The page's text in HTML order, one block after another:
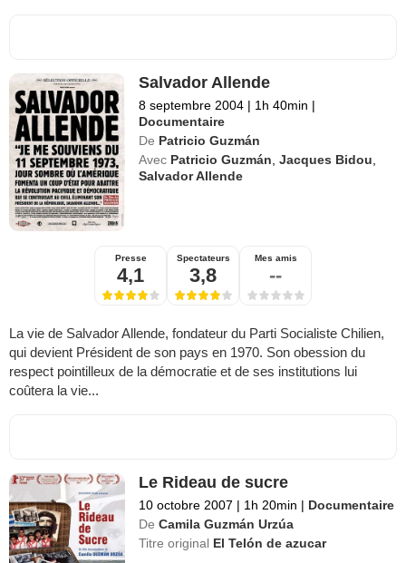
Salvador Allende
8 septembre 2004 | 1h 40min |
Documentaire
De Patricio Guzmán
Avec Patricio Guzmán,Jacques Bidou,
Salvador Allende
Presse
4,1
Spectateurs
3,8
Mes amis
--
La vie de Salvador Allende, fondateur du Parti Socialiste Chilien,
qui devient Président de son pays en 1970. Son obession du
respect pointilleux de la démocratie et de ses institutions lui
coûtera la vie...
Le Rideau de sucre
10 octobre 2007 | 1h 20min | Documentaire
De Camila Guzmán Urzúa
Titre original El Telón de azucar